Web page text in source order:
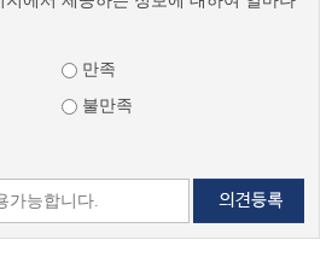
만족
불만족